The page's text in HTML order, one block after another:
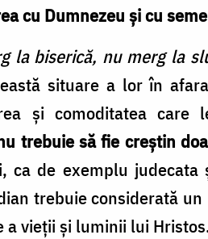
cu Dumnezeu și cu
la biserică, nu merg la
situare a lor în
și comoditatea care
trebuie să fie creștin
ca de exemplu
trebuie considerată
a vieții și luminii lui